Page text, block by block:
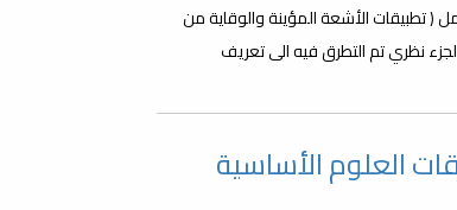
ورشة العمل ( تطبيقات الأشعة المؤينة والوقاية من
نظري تم التطرق فيه الى تعريف
العلوم الأساسية